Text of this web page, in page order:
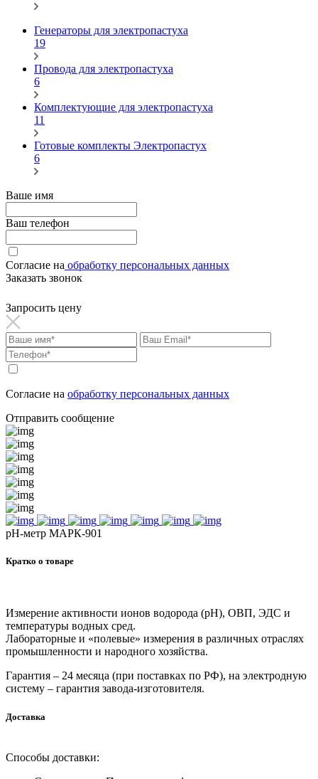
Генераторы для электропастуха
19
Провода для электропастуха
6
Комплектующие для электропастуха
11
Готовые комплекты Электропастух
6
Ваше имя
Ваш телефон
Согласие на обработку персональных данных
Заказать звонок
Запросить цену
Согласие на обработку персональных данных
Отправить сообщение
рН-метр МАРК-901
Кратко о товаре
Измерение активности ионов водорода (pH), ОВП, ЭДС и
температуры водных сред.
Лабораторные и «полевые» измерения в различных отраслях
промышленности и народного хозяйства.
Гарантия – 24 месяца (при поставках по РФ), на электродную
систему – гарантия завода-изготовителя.
Доставка
Способы доставки: